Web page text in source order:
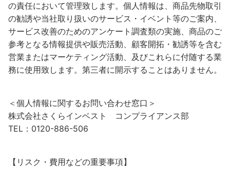
の責任において管理致します。個人情報は、商品先物取引
の勧誘や当社取り扱いのサービス・イベント等のご案内、
サービス改善のためのアンケート調査類の実施、商品のご
参考となる情報提供や販売活動、顧客開拓・勧誘等を含む
営業またはマーケティング活動、及びこれらに付随する業
務に使用致します。第三者に開示することはありません。
＜個人情報に関するお問い合わせ窓口＞
株式会社さくらインベスト コンプライアンス部
TEL：0120-886-506
【リスク・費用などの重要事項】